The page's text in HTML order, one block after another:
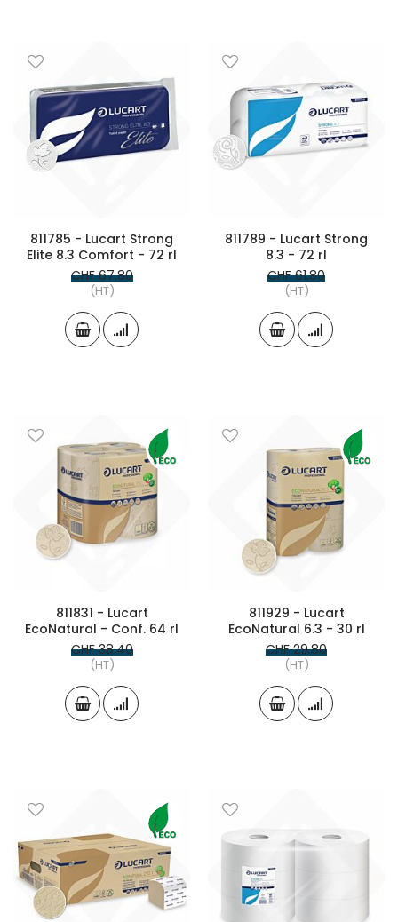
811785 - Lucart Strong
Elite 8.3 Comfort - 72 rl
CHF 67.80
(HT)
811789 - Lucart Strong
8.3 - 72 rl
CHF 61.80
(HT)
811831 - Lucart
EcoNatural - Conf. 64 rl
CHF 38.40
(HT)
811929 - Lucart
EcoNatural 6.3 - 30 rl
CHF 29.80
(HT)